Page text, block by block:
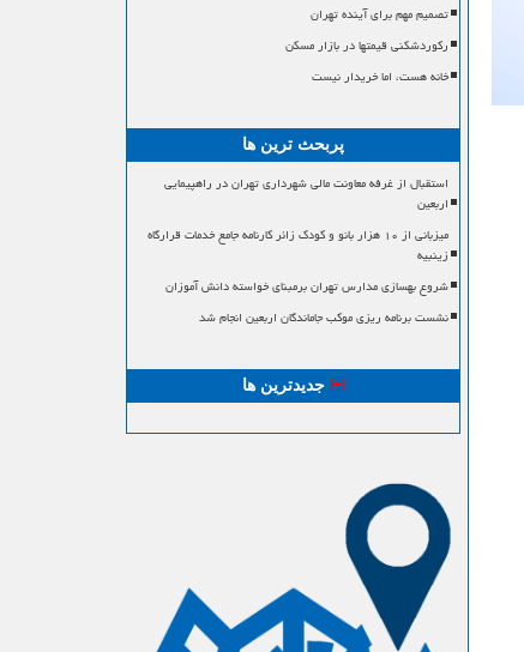
تصمیم مهم برای آینده تهران
رکوردشکنی قیمتها در بازار مسکن
خانه هست، اما خریدار نیست
پربحث ترین ها
استقبال از غرفه معاونت مالی شهرداری تهران در راهپیمایی
اربعین
میزبانی از ۱۰ هزار بانو و کودک زائر کارنامه جامع خدمات قرارگاه
زینبیه
شروع بهسازی مدارس تهران برمبنای خواسته دانش آموزان
نشست برنامه ریزی موکب جاماندگان اربعین انجام شد
جدیدترین ها